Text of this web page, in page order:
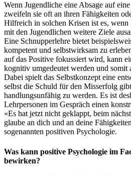
Wenn Jugendliche eine Absage auf
zweifeln sie oft an ihren Fähigkeiten
Hilfreich in solchen Krisen ist es, wenn
mit den Jugendlichen weitere Ziele
Eine Schnupperlehre bietet
kompetent und selbstwirksam zu
auf das Positive fokussiert wird, kann
kognitiv umgedeutet werden und somit
Dabei spielt das Selbstkonzept eine
selbst die Schuld für den Misserfolg
handlungsunfähig zu werden. Es ist
Lehrpersonen im Gespräch einen
«Es hat jetzt nicht geklappt, beim
glaube an dich und an deine
sogenannten positiven Psychologie.
Was kann positive Psychologie im
bewirken?